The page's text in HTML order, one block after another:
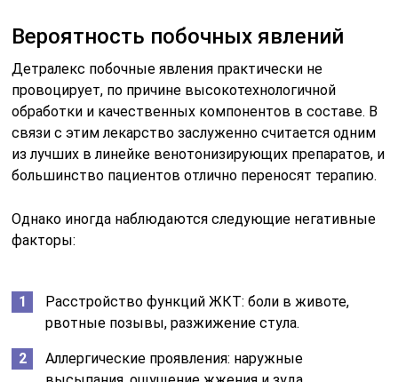
Вероятность побочных явлений
Детралекс побочные явления практически не
провоцирует, по причине высокотехнологичной
обработки и качественных компонентов в составе. В
связи с этим лекарство заслуженно считается одним
из лучших в линейке венотонизирующих препаратов, и
большинство пациентов отлично переносят терапию.
Однако иногда наблюдаются следующие негативные
факторы:
Расстройство функций ЖКТ: боли в животе,
рвотные позывы, разжижение стула.
Аллергические проявления: наружные